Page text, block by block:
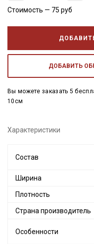
Стоимость — 75 руб
ДОБАВИТЬ
Вы можете заказать 5
10см
Характеристики
Состав
Ширина
Плотность
Страна производитель
Особенности